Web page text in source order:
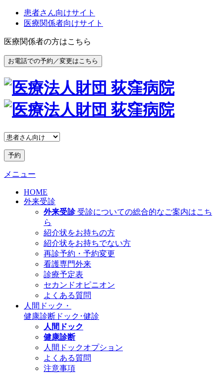
患者さん向けサイト
医療関係者向けサイト
医療関係者の方はこちら
お電話での予約／変更はこちら
予約
メニュー
HOME
外来受診
外来受診 受診についての総合的なご案内はこち
ら
紹介状をお持ちの方
紹介状をお持ちでない方
再診予約・予約変更
看護専門外来
診療予定表
セカンドオピニオン
よくある質問
人間ドック・
健康診断 ドック･健診
人間ドック
健康診断
人間ドックオプション
よくある質問
注意事項